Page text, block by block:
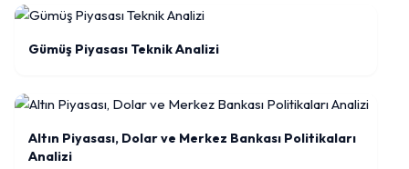
Gümüş Piyasası Teknik Analizi
Altın Piyasası, Dolar ve Merkez Bankası Politikaları
Analizi